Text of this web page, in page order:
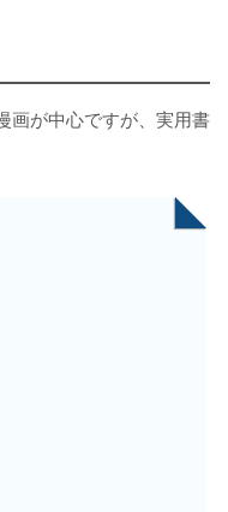
画が中心ですが、実用書